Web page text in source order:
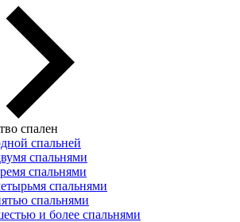
спален
спальней
спальнями
спальнями
спальнями
спальнями
и более спальнями